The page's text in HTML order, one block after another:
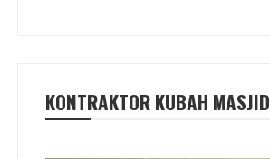
KONTRAKTOR KUBAH MASJID